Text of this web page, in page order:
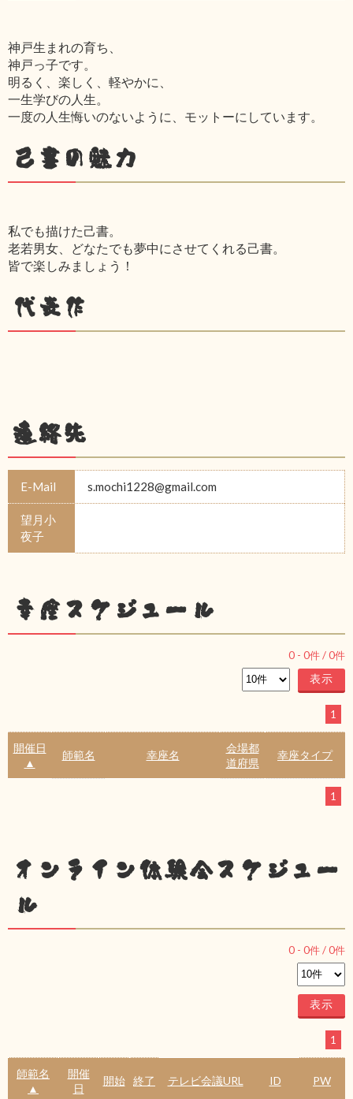
神戸生まれの育ち、
神戸っ子です。
明るく、楽しく、軽やかに、
一生学びの人生。
一度の人生悔いのないように、モットーにしています。
己書の魅力
私でも描けた己書。
老若男女、どなたでも夢中にさせてくれる己書。
皆で楽しみましょう！
代表作
連絡先
E-Mail s.mochi1228@gmail.com
望月小
夜子
幸座スケジュール
0 - 0件 /0件
1
開催日
▲
師範名 幸座名
会場都
道府県
幸座タイプ
1
オンライン体験会スケジュー
ル
0 - 0件 /0件
1
師範名
▲
開催
日
開始 終了 テレビ会議URL ID PW